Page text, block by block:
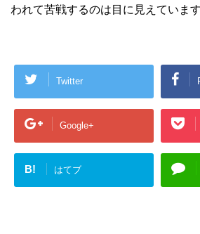
われて苦戦するのは目に見えています
Twitter
Google+
B! はてブ